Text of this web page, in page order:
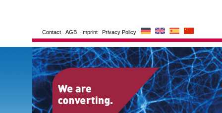
Contact AGB Imprint Privacy Policy